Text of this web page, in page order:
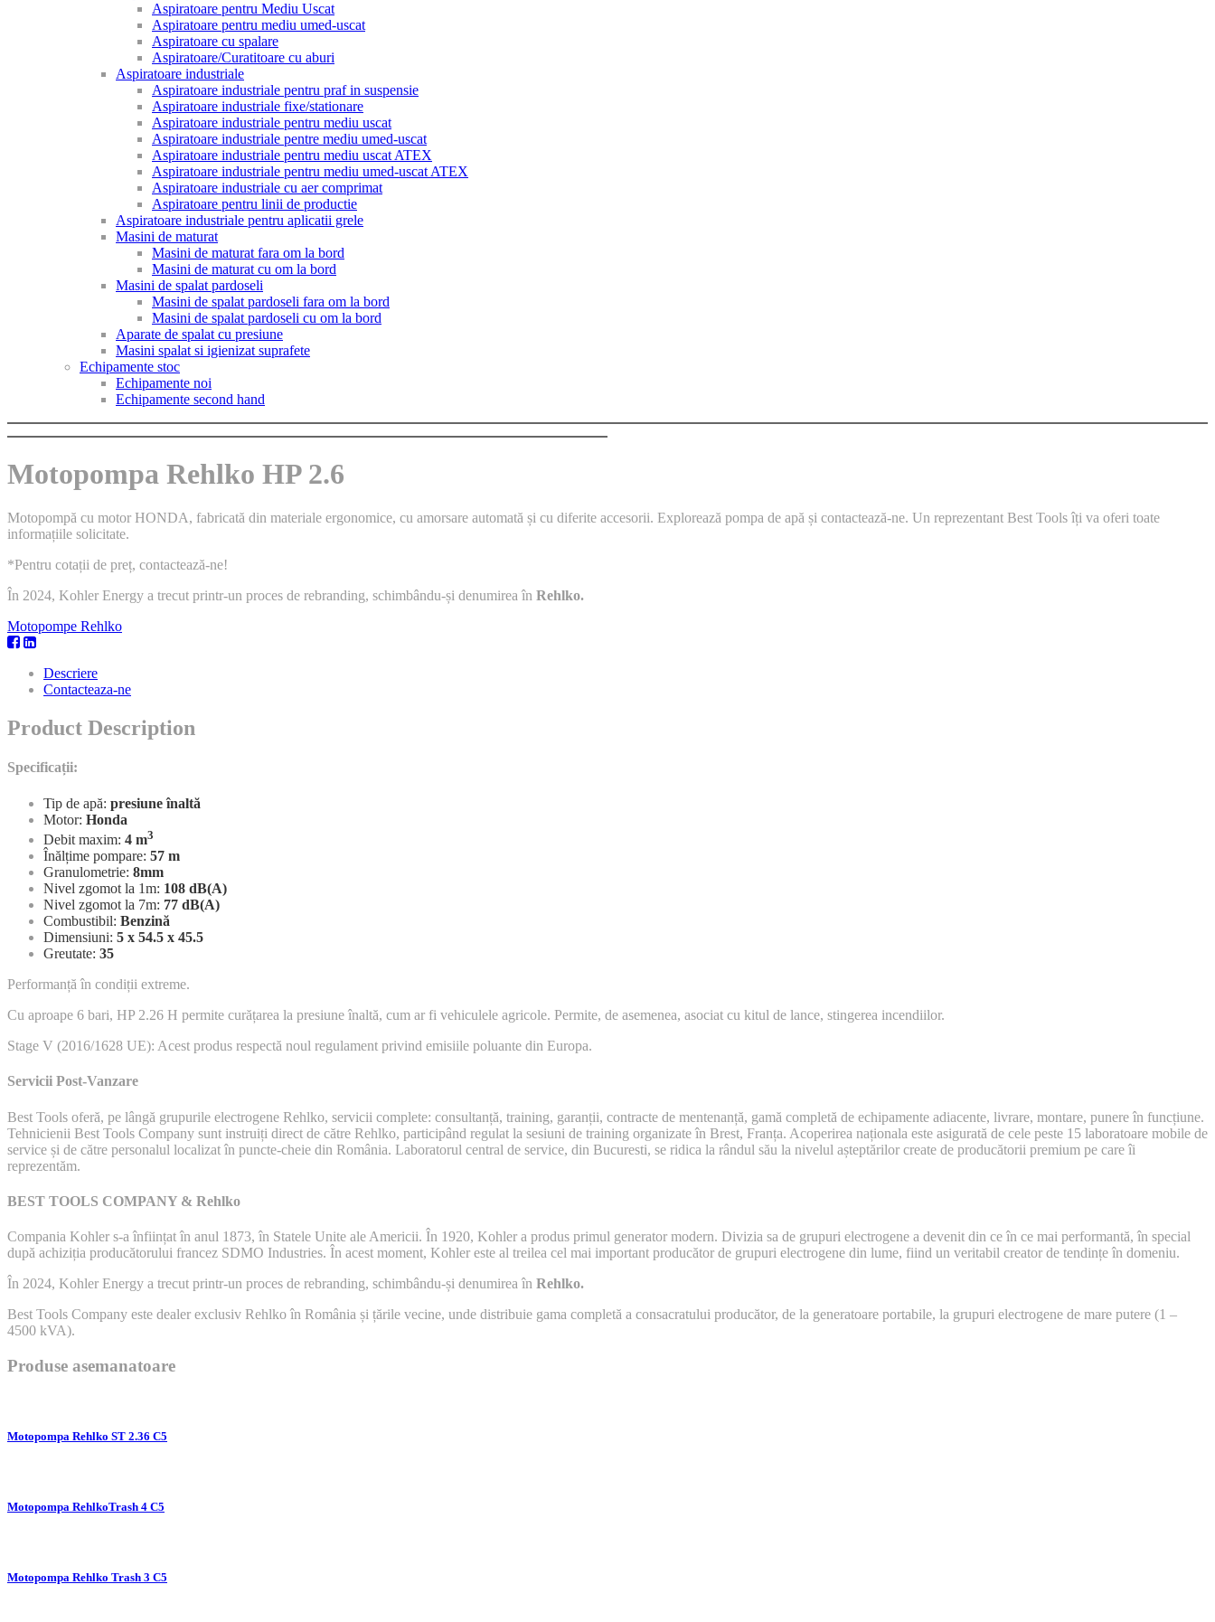
Aspiratoare pentru Mediu Uscat
Aspiratoare pentru mediu umed-uscat
Aspiratoare cu spalare
Aspiratoare/Curatitoare cu aburi
Aspiratoare industriale
Aspiratoare industriale pentru praf in suspensie
Aspiratoare industriale fixe/stationare
Aspiratoare industriale pentru mediu uscat
Aspiratoare industriale pentre mediu umed-uscat
Aspiratoare industriale pentru mediu uscat ATEX
Aspiratoare industriale pentru mediu umed-uscat ATEX
Aspiratoare industriale cu aer comprimat
Aspiratoare pentru linii de productie
Aspiratoare industriale pentru aplicatii grele
Masini de maturat
Masini de maturat fara om la bord
Masini de maturat cu om la bord
Masini de spalat pardoseli
Masini de spalat pardoseli fara om la bord
Masini de spalat pardoseli cu om la bord
Aparate de spalat cu presiune
Masini spalat si igienizat suprafete
Echipamente stoc
Echipamente noi
Echipamente second hand
Motopompa Rehlko HP 2.6
Motopompă cu motor HONDA, fabricată din materiale ergonomice, cu amorsare automată și cu diferite accesorii. Explorează pompa de apă și contactează-ne. Un reprezentant Best Tools îți va oferi toate
informațiile solicitate.
*Pentru cotații de preț, contactează-ne!
În 2024, Kohler Energy a trecut printr-un proces de rebranding, schimbându-și denumirea în Rehlko.
Motopompe Rehlko
Descriere
Contacteaza-ne
Product Description
Specificații:
Tip de apă: presiune înaltă
Motor: Honda
Debit maxim: 4 m3
Înălțime pompare: 57 m
Granulometrie: 8mm
Nivel zgomot la 1m: 108 dB(A)
Nivel zgomot la 7m: 77 dB(A)
Combustibil: Benzină
Dimensiuni: 5 x 54.5 x 45.5
Greutate: 35
Performanță în condiții extreme.
Cu aproape 6 bari, HP 2.26 H permite curățarea la presiune înaltă, cum ar fi vehiculele agricole. Permite, de asemenea, asociat cu kitul de lance, stingerea incendiilor.
Stage V (2016/1628 UE): Acest produs respectă noul regulament privind emisiile poluante din Europa.
Servicii Post-Vanzare
Best Tools oferă, pe lângă grupurile electrogene Rehlko, servicii complete: consultanță, training, garanții, contracte de mentenanță, gamă completă de echipamente adiacente, livrare, montare, punere în funcțiune.
Tehnicienii Best Tools Company sunt instruiți direct de către Rehlko, participând regulat la sesiuni de training organizate în Brest, Franța. Acoperirea naționala este asigurată de cele peste 15 laboratoare mobile de
service și de către personalul localizat în puncte-cheie din România. Laboratorul central de service, din Bucuresti, se ridica la rândul său la nivelul așteptărilor create de producătorii premium pe care îi
reprezentăm.
BEST TOOLS COMPANY & Rehlko
Compania Kohler s-a înființat în anul 1873, în Statele Unite ale Americii. În 1920, Kohler a produs primul generator modern. Divizia sa de grupuri electrogene a devenit din ce în ce mai performantă, în special
după achiziția producătorului francez SDMO Industries. În acest moment, Kohler este al treilea cel mai important producător de grupuri electrogene din lume, fiind un veritabil creator de tendințe în domeniu.
În 2024, Kohler Energy a trecut printr-un proces de rebranding, schimbându-și denumirea în Rehlko.
Best Tools Company este dealer exclusiv Rehlko în România și țările vecine, unde distribuie gama completă a consacratului producător, de la generatoare portabile, la grupuri electrogene de mare putere (1 –
4500 kVA).
Produse asemanatoare
Motopompa Rehlko ST 2.36 C5
Motopompa RehlkoTrash 4 C5
Motopompa Rehlko Trash 3 C5